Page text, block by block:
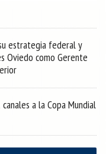
estrategia federal y
Oviedo como Gerente
a la Copa Mundial